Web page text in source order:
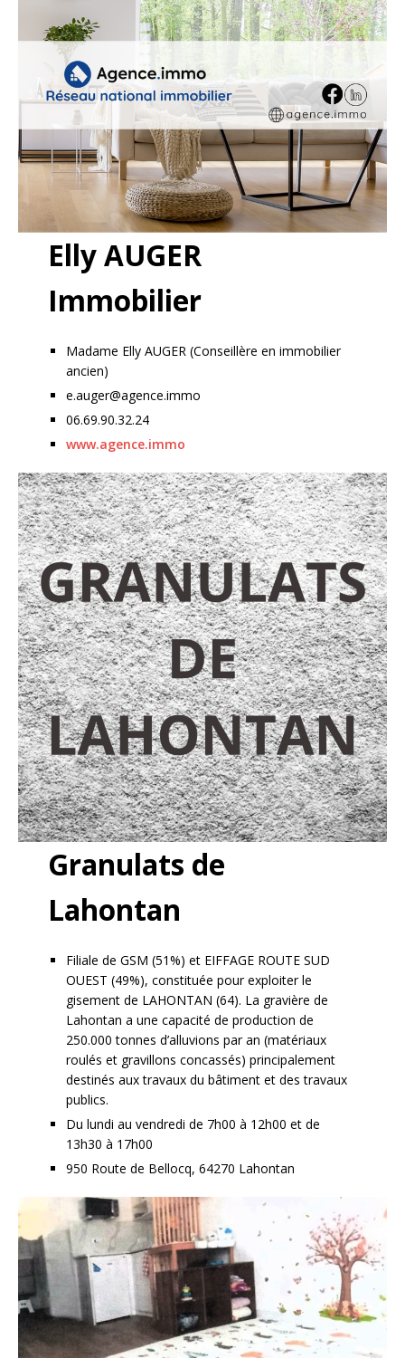
Elly AUGER
Immobilier
Madame Elly AUGER (Conseillère en immobilier
ancien)
e.auger@agence.immo
06.69.90.32.24
www.agence.immo
Granulats de
Lahontan
Filiale de GSM (51%) et EIFFAGE ROUTE SUD
OUEST (49%), constituée pour exploiter le
gisement de LAHONTAN (64). La gravière de
Lahontan a une capacité de production de
250.000 tonnes d’alluvions par an (matériaux
roulés et gravillons concassés) principalement
destinés aux travaux du bâtiment et des travaux
publics.
Du lundi au vendredi de 7h00 à 12h00 et de
13h30 à 17h00
950 Route de Bellocq, 64270 Lahontan